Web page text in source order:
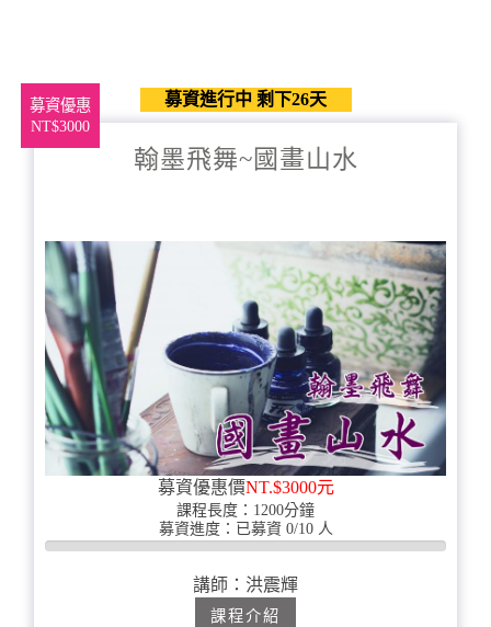
募資優惠
NT$3000
募資進行中 剩下26天
翰墨飛舞~國畫山水
募資優惠價NT.$3000元
課程長度：1200分鐘
募資進度：已募資 0/10 人
0%
講師：洪震輝
課程介紹